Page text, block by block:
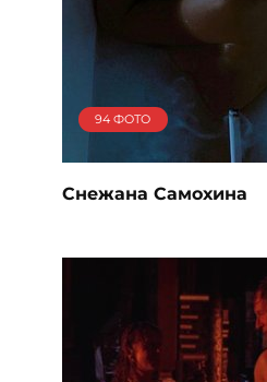
94 ФОТО
Снежана Самохина